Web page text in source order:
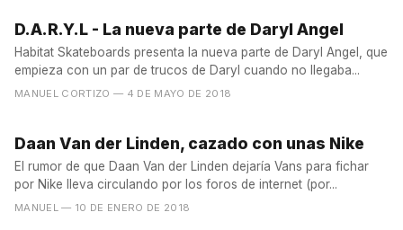
D.A.R.Y.L - La nueva parte de Daryl Angel
Habitat Skateboards presenta la nueva parte de Daryl Angel, que
empieza con un par de trucos de Daryl cuando no llegaba...
MANUEL CORTIZO — 4 DE MAYO DE 2018
Daan Van der Linden, cazado con unas Nike
El rumor de que Daan Van der Linden dejaría Vans para fichar
por Nike lleva circulando por los foros de internet (por...
MANUEL — 10 DE ENERO DE 2018